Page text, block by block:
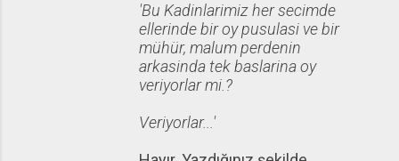
'Bu Kadinlarimiz her secimde
ellerinde bir oy pusulasi ve bir
mühür, malum perdenin
arkasinda tek baslarina oy
veriyorlar mi.?
Veriyorlar...'